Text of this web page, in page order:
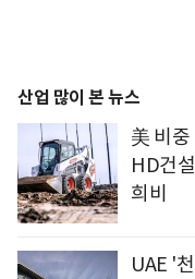
산업 많이 본 뉴스
美 비중
HD건
희비
UAE '